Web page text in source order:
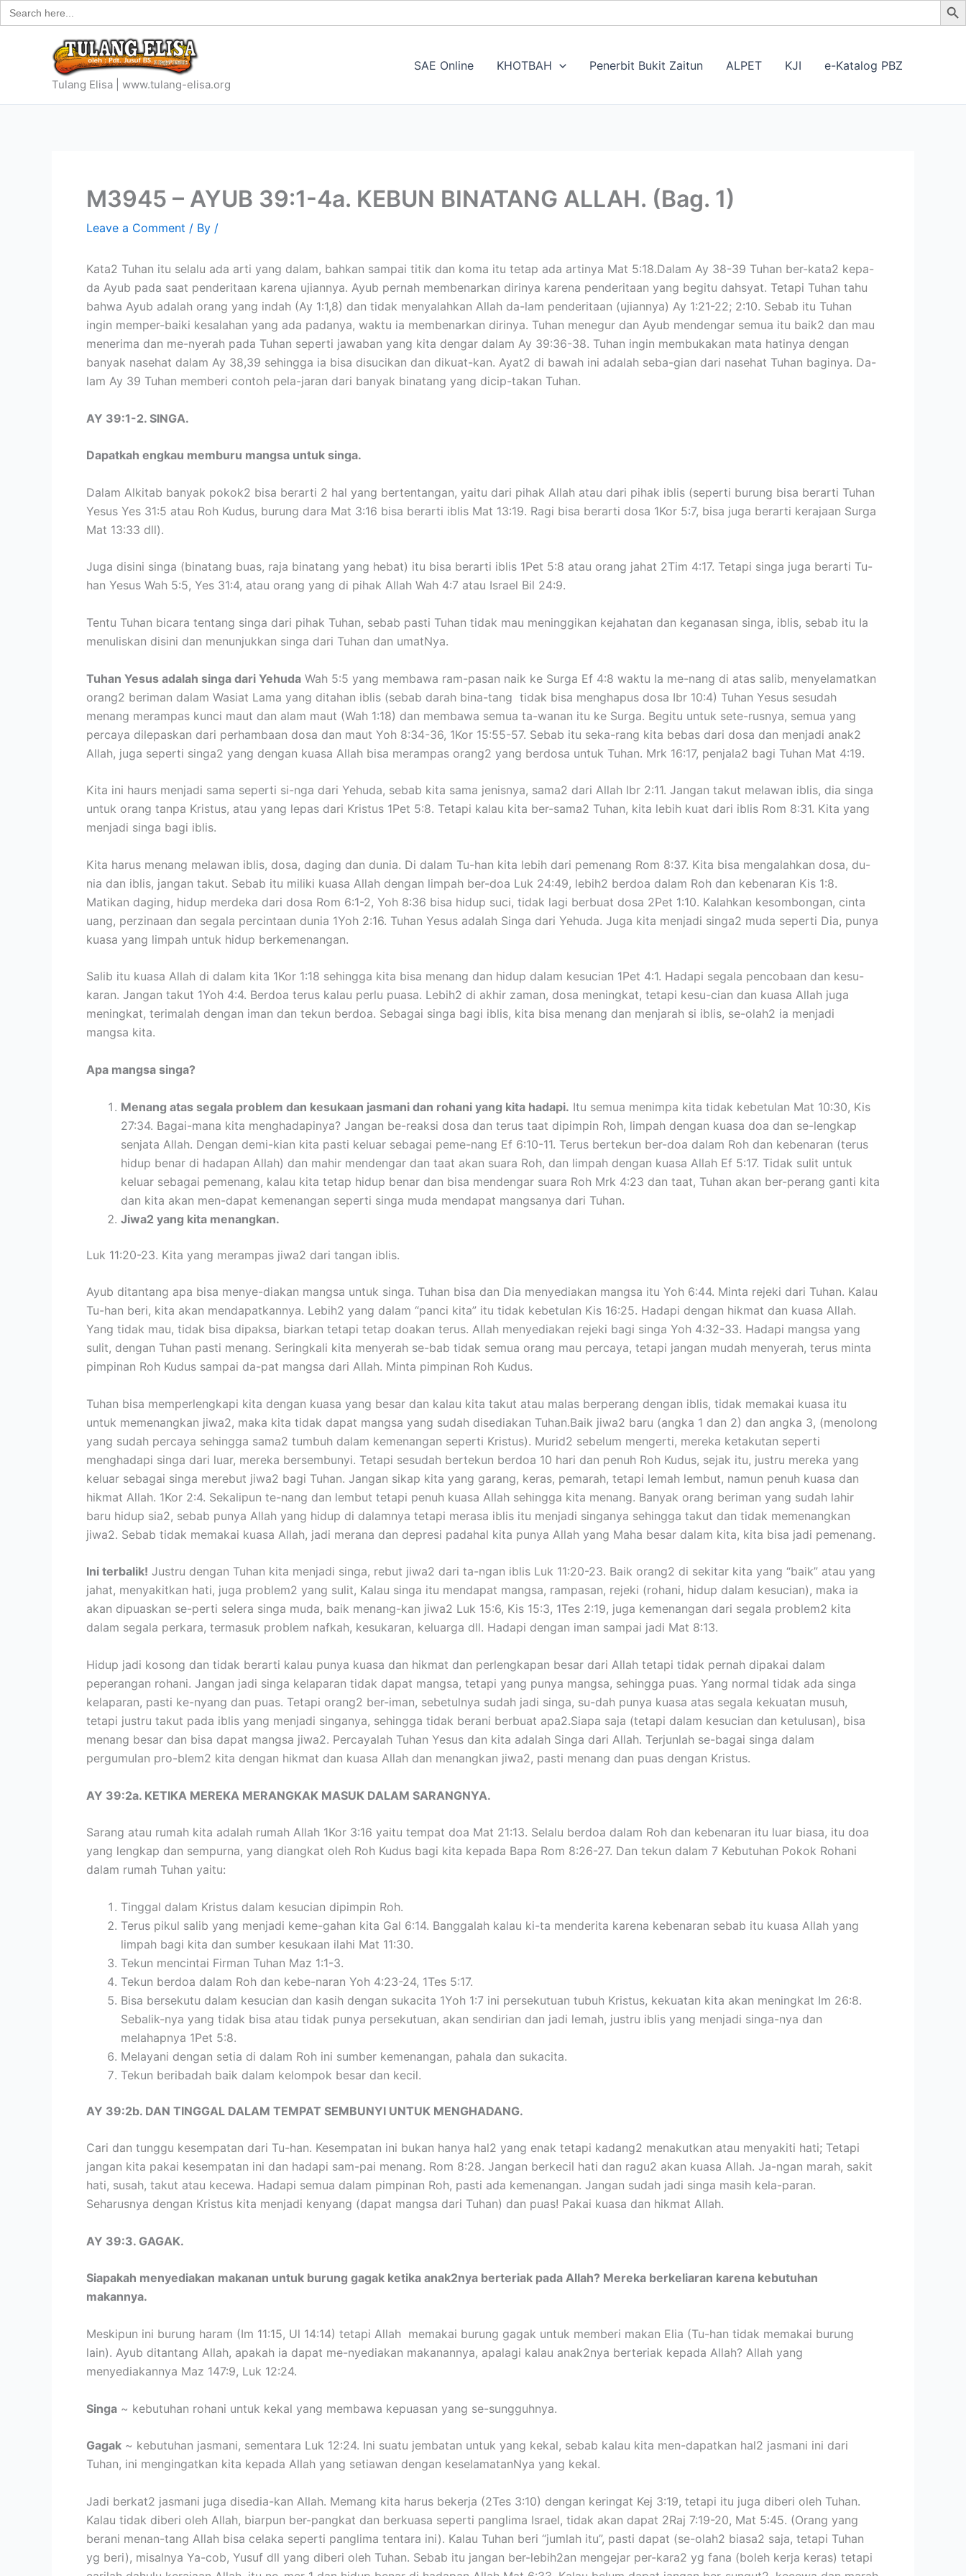
Search
for:
Skip
to
Tulang Elisa | www.tulang-elisa.org
SAE Online KHOTBAH Penerbit Bukit Zaitun ALPET KJI e-Katalog PBZ
M3945 – AYUB 39:1-4a. KEBUN BINATANG ALLAH. (Bag. 1)
Leave a Comment / By /
Kata2 Tuhan itu selalu ada arti yang dalam, bahkan sampai titik dan koma itu tetap ada artinya Mat 5:18.Dalam Ay 38-39 Tuhan ber-kata2 kepa-
da Ayub pada saat penderitaan karena ujiannya. Ayub pernah membenarkan dirinya karena penderitaan yang begitu dahsyat. Tetapi Tuhan tahu
bahwa Ayub adalah orang yang indah (Ay 1:1,8) dan tidak menyalahkan Allah da-lam penderitaan (ujiannya) Ay 1:21-22; 2:10. Sebab itu Tuhan
ingin memper-baiki kesalahan yang ada padanya, waktu ia membenarkan dirinya. Tuhan menegur dan Ayub mendengar semua itu baik2 dan mau
menerima dan me-nyerah pada Tuhan seperti jawaban yang kita dengar dalam Ay 39:36-38. Tuhan ingin membukakan mata hatinya dengan
banyak nasehat dalam Ay 38,39 sehingga ia bisa disucikan dan dikuat-kan. Ayat2 di bawah ini adalah seba-gian dari nasehat Tuhan baginya. Da-
lam Ay 39 Tuhan memberi contoh pela-jaran dari banyak binatang yang dicip-takan Tuhan.
AY 39:1-2. SINGA.
Dapatkah engkau memburu mangsa untuk singa.
Dalam Alkitab banyak pokok2 bisa berarti 2 hal yang bertentangan, yaitu dari pihak Allah atau dari pihak iblis (seperti burung bisa berarti Tuhan
Yesus Yes 31:5 atau Roh Kudus, burung dara Mat 3:16 bisa berarti iblis Mat 13:19. Ragi bisa berarti dosa 1Kor 5:7, bisa juga berarti kerajaan Surga
Mat 13:33 dll).
Juga disini singa (binatang buas, raja binatang yang hebat) itu bisa berarti iblis 1Pet 5:8 atau orang jahat 2Tim 4:17. Tetapi singa juga berarti Tu-
han Yesus Wah 5:5, Yes 31:4, atau orang yang di pihak Allah Wah 4:7 atau Israel Bil 24:9.
Tentu Tuhan bicara tentang singa dari pihak Tuhan, sebab pasti Tuhan tidak mau meninggikan kejahatan dan keganasan singa, iblis, sebab itu Ia
menuliskan disini dan menunjukkan singa dari Tuhan dan umatNya.
Tuhan Yesus adalah singa dari Yehuda Wah 5:5 yang membawa ram-pasan naik ke Surga Ef 4:8 waktu Ia me-nang di atas salib, menyelamatkan
orang2 beriman dalam Wasiat Lama yang ditahan iblis (sebab darah bina-tang tidak bisa menghapus dosa Ibr 10:4) Tuhan Yesus sesudah
menang merampas kunci maut dan alam maut (Wah 1:18) dan membawa semua ta-wanan itu ke Surga. Begitu untuk sete-rusnya, semua yang
percaya dilepaskan dari perhambaan dosa dan maut Yoh 8:34-36, 1Kor 15:55-57. Sebab itu seka-rang kita bebas dari dosa dan menjadi anak2
Allah, juga seperti singa2 yang dengan kuasa Allah bisa merampas orang2 yang berdosa untuk Tuhan. Mrk 16:17, penjala2 bagi Tuhan Mat 4:19.
Kita ini haurs menjadi sama seperti si-nga dari Yehuda, sebab kita sama jenisnya, sama2 dari Allah Ibr 2:11. Jangan takut melawan iblis, dia singa
untuk orang tanpa Kristus, atau yang lepas dari Kristus 1Pet 5:8. Tetapi kalau kita ber-sama2 Tuhan, kita lebih kuat dari iblis Rom 8:31. Kita yang
menjadi singa bagi iblis.
Kita harus menang melawan iblis, dosa, daging dan dunia. Di dalam Tu-han kita lebih dari pemenang Rom 8:37. Kita bisa mengalahkan dosa, du-
nia dan iblis, jangan takut. Sebab itu miliki kuasa Allah dengan limpah ber-doa Luk 24:49, lebih2 berdoa dalam Roh dan kebenaran Kis 1:8.
Matikan daging, hidup merdeka dari dosa Rom 6:1-2, Yoh 8:36 bisa hidup suci, tidak lagi berbuat dosa 2Pet 1:10. Kalahkan kesombongan, cinta
uang, perzinaan dan segala percintaan dunia 1Yoh 2:16. Tuhan Yesus adalah Singa dari Yehuda. Juga kita menjadi singa2 muda seperti Dia, punya
kuasa yang limpah untuk hidup berkemenangan.
Salib itu kuasa Allah di dalam kita 1Kor 1:18 sehingga kita bisa menang dan hidup dalam kesucian 1Pet 4:1. Hadapi segala pencobaan dan kesu-
karan. Jangan takut 1Yoh 4:4. Berdoa terus kalau perlu puasa. Lebih2 di akhir zaman, dosa meningkat, tetapi kesu-cian dan kuasa Allah juga
meningkat, terimalah dengan iman dan tekun berdoa. Sebagai singa bagi iblis, kita bisa menang dan menjarah si iblis, se-olah2 ia menjadi
mangsa kita.
Apa mangsa singa?
Menang atas segala problem dan kesukaan jasmani dan rohani yang kita hadapi. Itu semua menimpa kita tidak kebetulan Mat 10:30, Kis
27:34. Bagai-mana kita menghadapinya? Jangan be-reaksi dosa dan terus taat dipimpin Roh, limpah dengan kuasa doa dan se-lengkap
senjata Allah. Dengan demi-kian kita pasti keluar sebagai peme-nang Ef 6:10-11. Terus bertekun ber-doa dalam Roh dan kebenaran (terus
hidup benar di hadapan Allah) dan mahir mendengar dan taat akan suara Roh, dan limpah dengan kuasa Allah Ef 5:17. Tidak sulit untuk
keluar sebagai pemenang, kalau kita tetap hidup benar dan bisa mendengar suara Roh Mrk 4:23 dan taat, Tuhan akan ber-perang ganti kita
dan kita akan men-dapat kemenangan seperti singa muda mendapat mangsanya dari Tuhan.
Jiwa2 yang kita menangkan.
Luk 11:20-23. Kita yang merampas jiwa2 dari tangan iblis.
Ayub ditantang apa bisa menye-diakan mangsa untuk singa. Tuhan bisa dan Dia menyediakan mangsa itu Yoh 6:44. Minta rejeki dari Tuhan. Kalau
Tu-han beri, kita akan mendapatkannya. Lebih2 yang dalam “panci kita” itu tidak kebetulan Kis 16:25. Hadapi dengan hikmat dan kuasa Allah.
Yang tidak mau, tidak bisa dipaksa, biarkan tetapi tetap doakan terus. Allah menyediakan rejeki bagi singa Yoh 4:32-33. Hadapi mangsa yang
sulit, dengan Tuhan pasti menang. Seringkali kita menyerah se-bab tidak semua orang mau percaya, tetapi jangan mudah menyerah, terus minta
pimpinan Roh Kudus sampai da-pat mangsa dari Allah. Minta pimpinan Roh Kudus.
Tuhan bisa memperlengkapi kita dengan kuasa yang besar dan kalau kita takut atau malas berperang dengan iblis, tidak memakai kuasa itu
untuk memenangkan jiwa2, maka kita tidak dapat mangsa yang sudah disediakan Tuhan.Baik jiwa2 baru (angka 1 dan 2) dan angka 3, (menolong
yang sudah percaya sehingga sama2 tumbuh dalam kemenangan seperti Kristus). Murid2 sebelum mengerti, mereka ketakutan seperti
menghadapi singa dari luar, mereka bersembunyi. Tetapi sesudah bertekun berdoa 10 hari dan penuh Roh Kudus, sejak itu, justru mereka yang
keluar sebagai singa merebut jiwa2 bagi Tuhan. Jangan sikap kita yang garang, keras, pemarah, tetapi lemah lembut, namun penuh kuasa dan
hikmat Allah. 1Kor 2:4. Sekalipun te-nang dan lembut tetapi penuh kuasa Allah sehingga kita menang. Banyak orang beriman yang sudah lahir
baru hidup sia2, sebab punya Allah yang hidup di dalamnya tetapi merasa iblis itu menjadi singanya sehingga takut dan tidak memenangkan
jiwa2. Sebab tidak memakai kuasa Allah, jadi merana dan depresi padahal kita punya Allah yang Maha besar dalam kita, kita bisa jadi pemenang.
Ini terbalik! Justru dengan Tuhan kita menjadi singa, rebut jiwa2 dari ta-ngan iblis Luk 11:20-23. Baik orang2 di sekitar kita yang “baik” atau yang
jahat, menyakitkan hati, juga problem2 yang sulit, Kalau singa itu mendapat mangsa, rampasan, rejeki (rohani, hidup dalam kesucian), maka ia
akan dipuaskan se-perti selera singa muda, baik menang-kan jiwa2 Luk 15:6, Kis 15:3, 1Tes 2:19, juga kemenangan dari segala problem2 kita
dalam segala perkara, termasuk problem nafkah, kesukaran, keluarga dll. Hadapi dengan iman sampai jadi Mat 8:13.
Hidup jadi kosong dan tidak berarti kalau punya kuasa dan hikmat dan perlengkapan besar dari Allah tetapi tidak pernah dipakai dalam
peperangan rohani. Jangan jadi singa kelaparan tidak dapat mangsa, tetapi yang punya mangsa, sehingga puas. Yang normal tidak ada singa
kelaparan, pasti ke-nyang dan puas. Tetapi orang2 ber-iman, sebetulnya sudah jadi singa, su-dah punya kuasa atas segala kekuatan musuh,
tetapi justru takut pada iblis yang menjadi singanya, sehingga tidak berani berbuat apa2.Siapa saja (tetapi dalam kesucian dan ketulusan), bisa
menang besar dan bisa dapat mangsa jiwa2. Percayalah Tuhan Yesus dan kita adalah Singa dari Allah. Terjunlah se-bagai singa dalam
pergumulan pro-blem2 kita dengan hikmat dan kuasa Allah dan menangkan jiwa2, pasti menang dan puas dengan Kristus.
AY 39:2a. KETIKA MEREKA MERANGKAK MASUK DALAM SARANGNYA.
Sarang atau rumah kita adalah rumah Allah 1Kor 3:16 yaitu tempat doa Mat 21:13. Selalu berdoa dalam Roh dan kebenaran itu luar biasa, itu doa
yang lengkap dan sempurna, yang diangkat oleh Roh Kudus bagi kita kepada Bapa Rom 8:26-27. Dan tekun dalam 7 Kebutuhan Pokok Rohani
dalam rumah Tuhan yaitu:
Tinggal dalam Kristus dalam kesucian dipimpin Roh.
Terus pikul salib yang menjadi keme-gahan kita Gal 6:14. Banggalah kalau ki-ta menderita karena kebenaran sebab itu kuasa Allah yang
limpah bagi kita dan sumber kesukaan ilahi Mat 11:30.
Tekun mencintai Firman Tuhan Maz 1:1-3.
Tekun berdoa dalam Roh dan kebe-naran Yoh 4:23-24, 1Tes 5:17.
Bisa bersekutu dalam kesucian dan kasih dengan sukacita 1Yoh 1:7 ini persekutuan tubuh Kristus, kekuatan kita akan meningkat Im 26:8.
Sebalik-nya yang tidak bisa atau tidak punya persekutuan, akan sendirian dan jadi lemah, justru iblis yang menjadi singa-nya dan
melahapnya 1Pet 5:8.
Melayani dengan setia di dalam Roh ini sumber kemenangan, pahala dan sukacita.
Tekun beribadah baik dalam kelompok besar dan kecil.
AY 39:2b. DAN TINGGAL DALAM TEMPAT SEMBUNYI UNTUK MENGHADANG.
Cari dan tunggu kesempatan dari Tu-han. Kesempatan ini bukan hanya hal2 yang enak tetapi kadang2 menakutkan atau menyakiti hati; Tetapi
jangan kita pakai kesempatan ini dan hadapi sam-pai menang. Rom 8:28. Jangan berkecil hati dan ragu2 akan kuasa Allah. Ja-ngan marah, sakit
hati, susah, takut atau kecewa. Hadapi semua dalam pimpinan Roh, pasti ada kemenangan. Jangan sudah jadi singa masih kela-paran.
Seharusnya dengan Kristus kita menjadi kenyang (dapat mangsa dari Tuhan) dan puas! Pakai kuasa dan hikmat Allah.
AY 39:3. GAGAK.
Siapakah menyediakan makanan untuk burung gagak ketika anak2nya berteriak pada Allah? Mereka berkeliaran karena kebutuhan
makannya.
Meskipun ini burung haram (Im 11:15, Ul 14:14) tetapi Allah memakai burung gagak untuk memberi makan Elia (Tu-han tidak memakai burung
lain). Ayub ditantang Allah, apakah ia dapat me-nyediakan makanannya, apalagi kalau anak2nya berteriak kepada Allah? Allah yang
menyediakannya Maz 147:9, Luk 12:24.
Singa ~ kebutuhan rohani untuk kekal yang membawa kepuasan yang se-sungguhnya.
Gagak ~ kebutuhan jasmani, sementara Luk 12:24. Ini suatu jembatan untuk yang kekal, sebab kalau kita men-dapatkan hal2 jasmani ini dari
Tuhan, ini mengingatkan kita kepada Allah yang setiawan dengan keselamatanNya yang kekal.
Jadi berkat2 jasmani juga disedia-kan Allah. Memang kita harus bekerja (2Tes 3:10) dengan keringat Kej 3:19, tetapi itu juga diberi oleh Tuhan.
Kalau tidak diberi oleh Allah, biarpun ber-pangkat dan berkuasa seperti panglima Israel, tidak akan dapat 2Raj 7:19-20, Mat 5:45. (Orang yang
berani menan-tang Allah bisa celaka seperti panglima tentara ini). Kalau Tuhan beri “jumlah itu”, pasti dapat (se-olah2 biasa2 saja, tetapi Tuhan
yg beri), misalnya Ya-cob, Yusuf dll yang diberi oleh Tuhan. Sebab itu jangan ber-lebih2an mengejar per-kara2 yg fana (boleh kerja keras) tetapi